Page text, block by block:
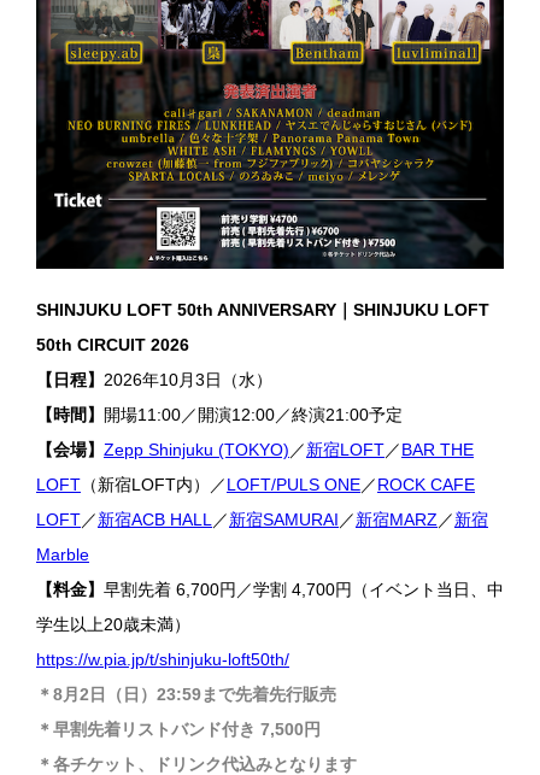
SHINJUKU LOFT 50th ANNIVERSARY｜SHINJUKU LOFT
50th CIRCUIT 2026
【日程】 2026年10月3日（水）
【時間】 開場11:00／開演12:00／終演21:00予定
【会場】 Zepp Shinjuku (TOKYO) ／新宿LOFT／BAR THE
LOFT （新宿LOFT内）／LOFT/PULS ONE／ROCK CAFE
LOFT／新宿ACB HALL ／新宿SAMURAI ／新宿MARZ ／新宿
Marble
【料金】 早割先着 6,700円／学割 4,700円（イベント当日、中
学生以上20歳未満）
https://w.pia.jp/t/shinjuku-loft50th/
＊8月2日（日）23:59まで先着先行販売
＊早割先着リストバンド付き 7,500円
＊各チケット、ドリンク代込みとなります